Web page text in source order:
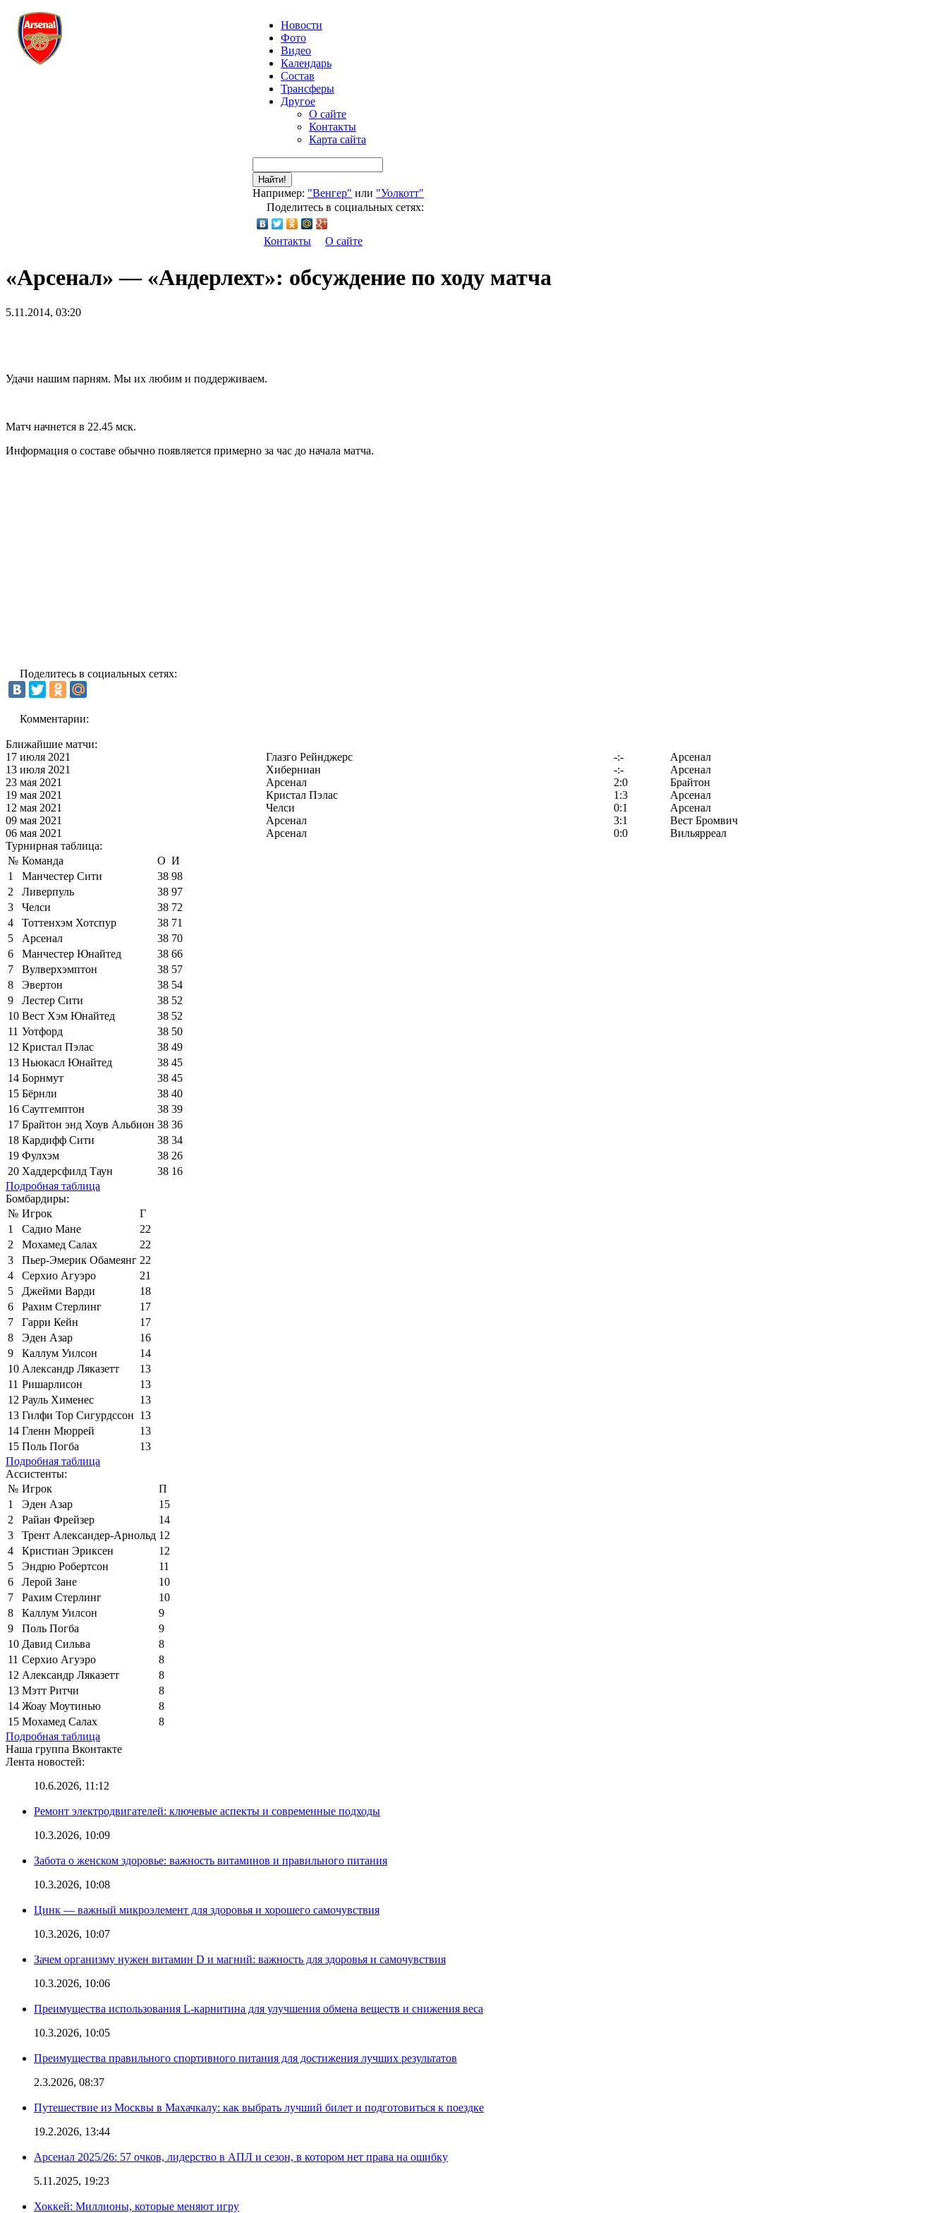
Новости
Фото
Видео
Календарь
Состав
Трансферы
Другое
О сайте
Контакты
Карта сайта
Найти!
Например: "Венгер" или "Уолкотт"
Поделитесь в социальных сетях:
Контакты О сайте
«Арсенал» — «Андерлехт»: обсуждение по ходу матча
5.11.2014, 03:20
Удачи нашим парням. Мы их любим и поддерживаем.
Матч начнется в 22.45 мск.
Информация о составе обычно появляется примерно за час до начала матча.
Поделитесь в социальных сетях:
Комментарии:
Ближайшие матчи:
17 июля 2021
Глазго Рейнджерс -:-
Арсенал
13 июля 2021
Хиберниан -:-
Арсенал
23 мая 2021
Арсенал 2:0
Брайтон
19 мая 2021
Кристал Пэлас 1:3
Арсенал
12 мая 2021
Челси 0:1
Арсенал
09 мая 2021
Арсенал 3:1
Вест Бромвич
06 мая 2021
Арсенал 0:0
Вильярреал
Турнирная таблица:
№ Команда О И
1
Манчестер Сити 38 98
2
Ливерпуль 38 97
3
Челси 38 72
4
Тоттенхэм Хотспур 38 71
5
Арсенал 38 70
6
Манчестер Юнайтед 38 66
7
Вулверхэмптон 38 57
8
Эвертон 38 54
9
Лестер Сити 38 52
10 Вест Хэм Юнайтед 38 52
11 Уотфорд 38 50
12 Кристал Пэлас 38 49
13 Ньюкасл Юнайтед 38 45
14 Борнмут 38 45
15 Бёрнли 38 40
16 Саутгемптон 38 39
17 Брайтон энд Хоув Альбион 38 36
18 Кардифф Сити 38 34
19 Фулхэм 38 26
20 Хаддерсфилд Таун 38 16
Подробная таблица
Бомбардиры:
№ Игрок
Г
1
Садио Мане
22
2
Мохамед Салах
22
3
Пьер-Эмерик Обамеянг 22
4
Серхио Агуэро
21
5
Джейми Варди
18
6
Рахим Стерлинг
17
7
Гарри Кейн
17
8
Эден Азар
16
9
Каллум Уилсон
14
10 Александр Ляказетт
13
11 Ришарлисон
13
12 Рауль Хименес
13
13 Гилфи Тор Сигурдссон 13
14 Гленн Мюррей
13
15 Поль Погба
13
Подробная таблица
Ассистенты:
№ Игрок
П
1
Эден Азар
15
2
Райан Фрейзер
14
3
Трент Александер-Арнольд 12
4
Кристиан Эриксен
12
5
Эндрю Робертсон
11
6
Лерой Зане
10
7
Рахим Стерлинг
10
8
Каллум Уилсон
9
9
Поль Погба
9
10 Давид Сильва
8
11 Серхио Агуэро
8
12 Александр Ляказетт
8
13 Мэтт Ритчи
8
14 Жоау Моутинью
8
15 Мохамед Салах
8
Подробная таблица
Наша группа Вконтакте
Лента новостей:
10.6.2026, 11:12
Ремонт электродвигателей: ключевые аспекты и современные подходы
10.3.2026, 10:09
Забота о женском здоровье: важность витаминов и правильного питания
10.3.2026, 10:08
Цинк — важный микроэлемент для здоровья и хорошего самочувствия
10.3.2026, 10:07
Зачем организму нужен витамин D и магний: важность для здоровья и самочувствия
10.3.2026, 10:06
Преимущества использования L-карнитина для улучшения обмена веществ и снижения веса
10.3.2026, 10:05
Преимущества правильного спортивного питания для достижения лучших результатов
2.3.2026, 08:37
Путешествие из Москвы в Махачкалу: как выбрать лучший билет и подготовиться к поездке
19.2.2026, 13:44
Арсенал 2025/26: 57 очков, лидерство в АПЛ и сезон, в котором нет права на ошибку
5.11.2025, 19:23
Хоккей: Миллионы, которые меняют игру